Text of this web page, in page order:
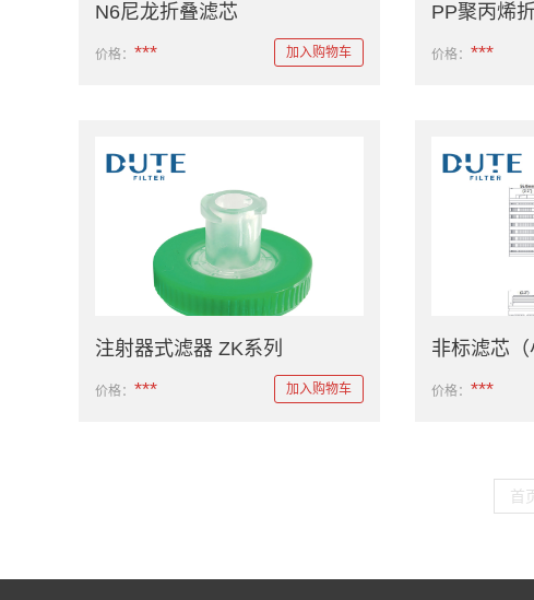
N6尼龙折叠滤芯
价格： *** 加入购物车
PP聚丙烯
价格： ***
注射器式滤器 ZK系列
价格： *** 加入购物车
非标滤芯（
价格： ***
首